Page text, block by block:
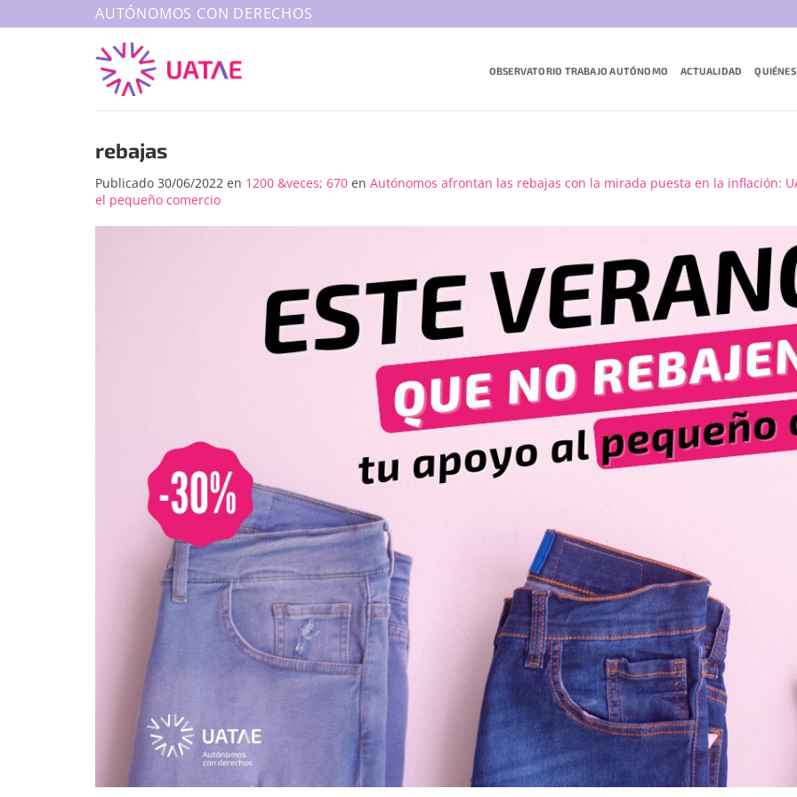
al
AUTÓNOMOS CON DERECHOS
OBSERVATORIO TRABAJO AUTÓNOMO ACTUALIDAD
rebajas
Publicado 30/06/2022 en 1200 &veces; 670 en Autónomos afrontan las rebajas con la mirada puesta en la inflación:
el pequeño comercio